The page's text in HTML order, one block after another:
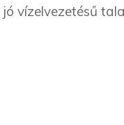
vízelvezetésű